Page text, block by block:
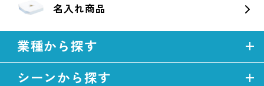
名入れ商品
業種から探す
シーンから探す